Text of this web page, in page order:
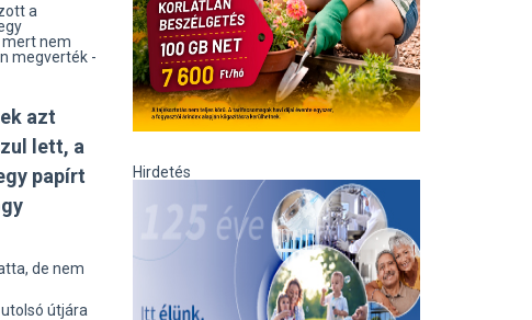
a
nem
megverték -
azt
lett, a
papírt
de nem
útjára
Hirdetés